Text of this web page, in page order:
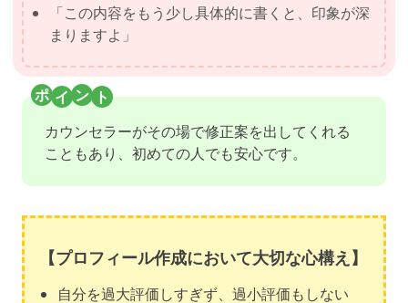
「この内容をもう少し具体的に書くと、印象が深
まりますよ」
カウンセラーがその場で修正案を出してくれる
こともあり、初めての人でも安心です。
【プロフィール作成において大切な心構え】
自分を過大評価しすぎず、過小評価もしない